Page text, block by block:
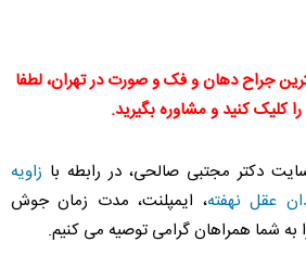
جراح دهان و فک و صورت در تهران، لطفا
را کلیک کنید و مشاوره بگیرید.
دکتر مجتبی صالحی، در رابطه با زاویه
عقل نهفته، ایمپلنت، مدت زمان جوش
شما همراهان گرامی توصیه می کنیم.